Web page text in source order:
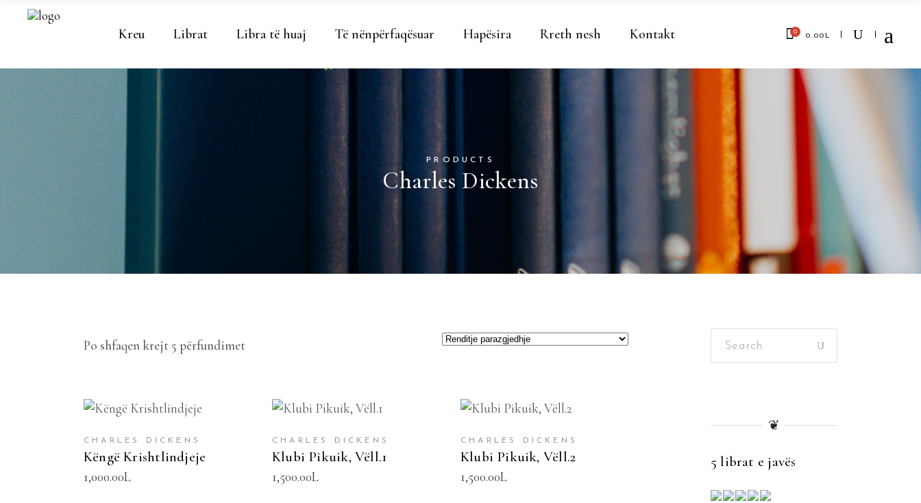
Kreu Librat Libra të huaj Të nënpërfaqësuar Hapësira Rreth nesh Kontakt 0 0.00 L
No products in the cart.
PRODUCTS
Charles Dickens
Po shfaqen krejt 5 përfundimet
SHTOJE NË SHPORTË
CHARLES DICKENS
Këngë Krishtlindjeje
1,000.00L
SHTOJE NË SHPORTË
CHARLES DICKENS
Klubi Pikuik, Vëll.1
1,500.00L
SHTOJE NË SHPORTË
CHARLES DICKENS
Klubi Pikuik, Vëll.2
1,500.00L
Search
❦
5 librat e javës